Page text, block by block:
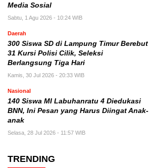
Media Sosial
Sabtu, 1 Agu 2026 - 10:24 WIB
Daerah
300 Siswa SD di Lampung Timur Berebut
31 Kursi Polisi Cilik, Seleksi
Berlangsung Tiga Hari
Kamis, 30 Jul 2026 - 20:33 WIB
Nasional
140 Siswa MI Labuhanratu 4 Diedukasi
BNN, Ini Pesan yang Harus Diingat Anak-
anak
Selasa, 28 Jul 2026 - 11:57 WIB
TRENDING